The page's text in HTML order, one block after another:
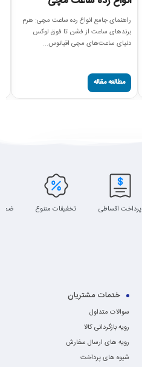
راهنمای جامع انواع رده ساعت مچی: هرم
برندهای ساعت از فشن تا فوق لوکس
دنیای ساعت‌های مچی اقیانوس...
مطالعه مقاله
پرداخت اقساطی تخفیفات متنوع
خدمات مشتریان
سوالات متداول
رویه بازگردانی کالا
رویه های ارسال سفارش
شیوه های پرداخت